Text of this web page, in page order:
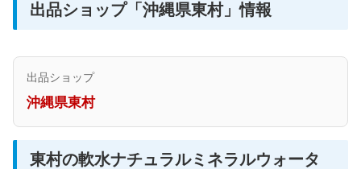
出品ショップ「沖縄県東村」情報
出品ショップ
沖縄県東村
東村の軟水ナチュラルミネラルウォータ